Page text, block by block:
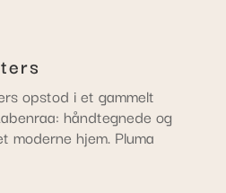
opstod i et gammelt
håndtegnede og
moderne hjem. Pluma